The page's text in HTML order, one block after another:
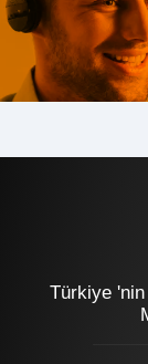
Türkiye 'nin